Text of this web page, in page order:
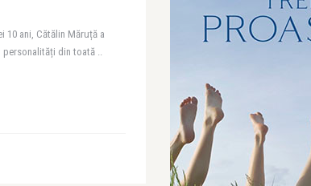
10 ani, Cătălin Măruță a
din toată ..